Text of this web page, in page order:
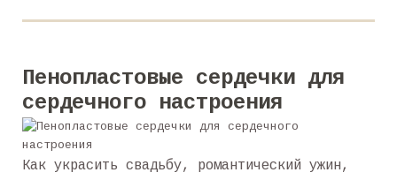
Пенопластовые сердечки для
сердечного настроения
Как украсить свадьбу, романтический ужин,